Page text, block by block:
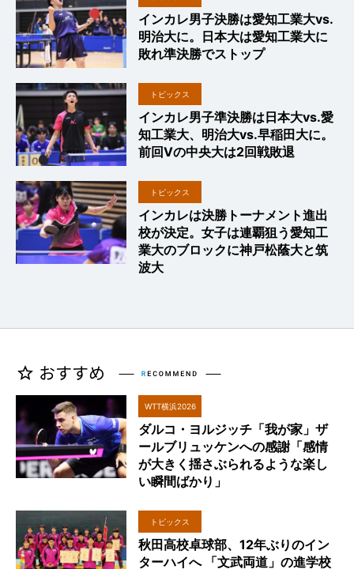
インカレ男子決勝は愛知工業大vs.
明治大に。日本大は愛知工業大に
敗れ準決勝でストップ
トピックス
インカレ男子準決勝は日本大vs.愛
知工業大、明治大vs.早稲田大に。
前回Vの中央大は2回戦敗退
トピックス
インカレは決勝トーナメント進出
校が決定。女子は連覇狙う愛知工
業大のブロックに神戸松蔭大と筑
波大
WTT横浜2026
ダルコ・ヨルジッチ「我が家」ザ
ールブリュッケンへの感謝「感情
が大きく揺さぶられるような楽し
い瞬間ばかり」
トピックス
秋田高校卓球部、12年ぶりのイン
ターハイへ 「文武両道」の進学校